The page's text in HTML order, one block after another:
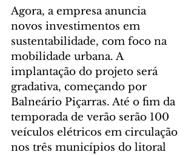
Agora, a empresa anuncia
novos investimentos em
sustentabilidade, com foco na
mobilidade urbana. A
implantação do projeto será
gradativa, começando por
Balneário Piçarras. Até o fim da
temporada de verão serão 100
veículos elétricos em circulação
nos três municípios do litoral